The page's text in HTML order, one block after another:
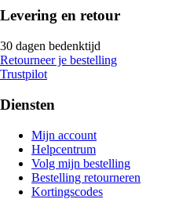
Levering en retour
30 dagen bedenktijd
Retourneer je bestelling
Trustpilot
Diensten
Mijn account
Helpcentrum
Volg mijn bestelling
Bestelling retourneren
Kortingscodes